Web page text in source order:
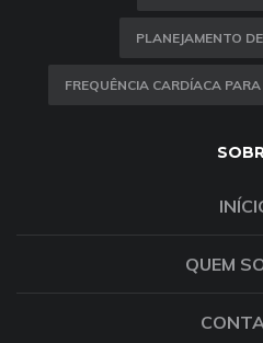
PLANEJAMENTO
FREQUÊNCIA CARDÍACA
QUEM